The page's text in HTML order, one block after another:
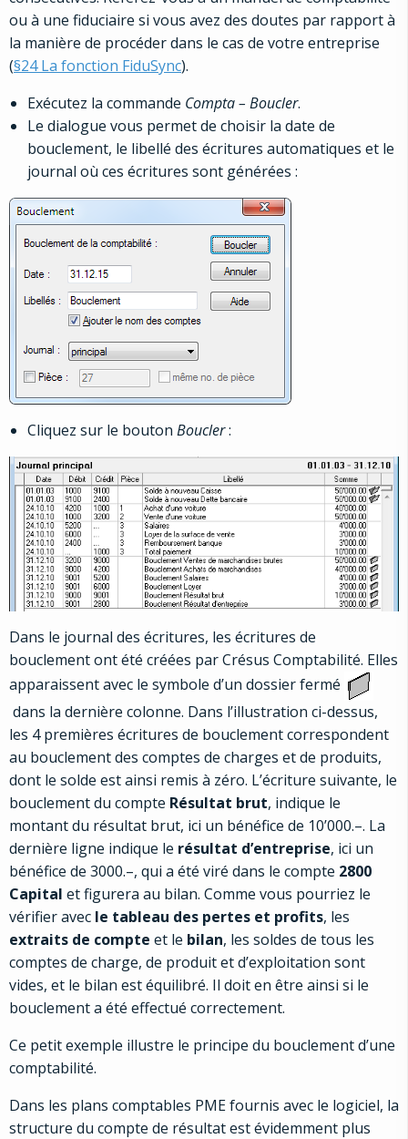
ou à une fiduciaire si vous avez des doutes par rapport à
la manière de procéder dans le cas de votre entreprise
(§24 La fonction FiduSync).
Exécutez la commande Compta – Boucler.
Le dialogue vous permet de choisir la date de
bouclement, le libellé des écritures automatiques et le
journal où ces écritures sont générées :
Cliquez sur le bouton Boucler:
Dans le journal des écritures, les écritures de
bouclement ont été créées par Crésus Comptabilité. Elles
apparaissent avec le symbole d’un dossier fermé
dans la dernière colonne. Dans l’illustration ci-dessus,
les 4 premières écritures de bouclement correspondent
au bouclement des comptes de charges et de produits,
dont le solde est ainsi remis à zéro. L’écriture suivante, le
bouclement du compte Résultat brut, indique le
montant du résultat brut, ici un bénéfice de 10’000.–. La
dernière ligne indique le résultat d’entreprise, ici un
bénéfice de 3000.–, qui a été viré dans le compte 2800
Capital et figurera au bilan. Comme vous pourriez le
vérifier avec le tableau des pertes et profits, les
extraits de compte et le bilan, les soldes de tous les
comptes de charge, de produit et d’exploitation sont
vides, et le bilan est équilibré. Il doit en être ainsi si le
bouclement a été effectué correctement.
Ce petit exemple illustre le principe du bouclement d’une
comptabilité.
Dans les plans comptables PME fournis avec le logiciel, la
structure du compte de résultat est évidemment plus